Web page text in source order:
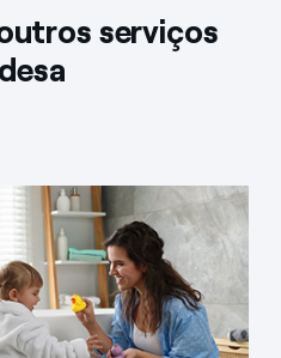
serviços